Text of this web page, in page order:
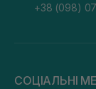
+38 (098)
СОЦІАЛЬНІ